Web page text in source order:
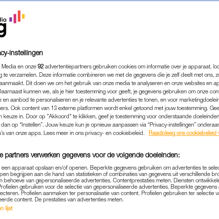
VERLOOR HAAR
'ZIJN HELE LIJFJE
FAMILIE |ZEG EENS EERLIJK
30-03-2023 | ELLEN HENSBERGEN
eerlijk’ staan eerlijke verhalen over het
soms ook gewoon verdomd hard werken.
instellingen
en onze 92 advertentiepartners gebruiken cookies om informatie over je apparaat,
te verzamelen. Deze informatie combineren we met de gegevens die je zelf deelt met ons,
Dit doen we om het gebruik van onze media te analyseren en onze websites en
kunnen we, als je hier toestemming voor geeft, je gegevens gebruiken om onze
en aanbod te personaliseren en je relevante advertenties te tonen, en voor
Ook content van 13 externe platformen wordt enkel getoond met jouw toestemming.
keuze in. Door op "Akkoord" te klikken, geef je toestemming voor onderstaande
op “Instellen”. Jouw keuze kun je opnieuw aanpassen via “Privacy-instellingen”
van onze apps. Lees meer in ons privacy- en cookiebeleid.
Raadpleeg ons cookiebeleid
partners verwerken gegevens voor de volgende doeleinden:
apparaat opslaan en/of openen. Beperkte gegevens gebruiken om advertenties te
begrijpen aan de hand van statistieken of combinaties van gegevens uit verschillende
behoeve van gepersonaliseerde advertenties. Contentprestaties meten. Diensten
gebruiken voor de selectie van gepersonaliseerde advertenties. Beperkte
Profielen aanmaken ter personalisatie van content. Profielen gebruiken ter selectie
content. De prestaties van advertenties meten.
lijst